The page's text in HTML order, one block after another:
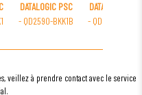
DATALOGIC PSC
- QD2590-BKK1B
DATALOGIC PSC
- QD2590-
veillez à prendre contact avec le service